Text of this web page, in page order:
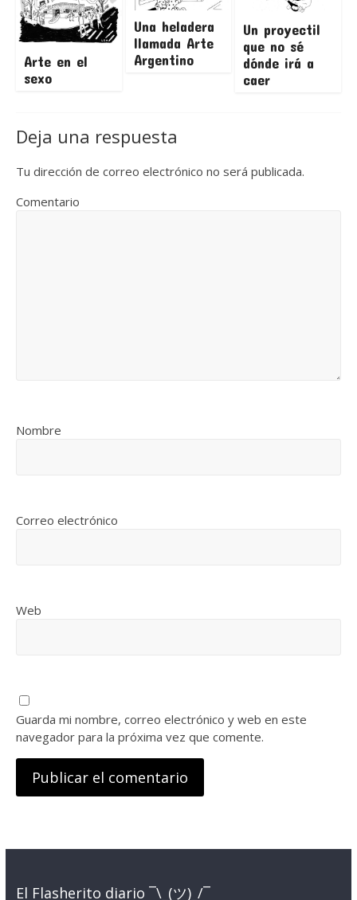
Arte en el
sexo
Una heladera
llamada Arte
Argentino
Un proyectil
que no sé
dónde irá a
caer
Deja una respuesta
Tu dirección de correo electrónico no será publicada.
Comentario
Nombre
Correo electrónico
Web
Guarda mi nombre, correo electrónico y web en este
navegador para la próxima vez que comente.
El Flasherito diario ¯\_(ツ)_/¯